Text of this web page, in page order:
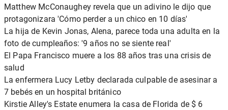
Matthew McConaughey revela que un adivino le dijo que
protagonizara 'Cómo perder a un chico en 10 días'
La hija de Kevin Jonas, Alena, parece toda una adulta en la
foto de cumpleaños: '9 años no se siente real'
El Papa Francisco muere a los 88 años tras una crisis de
salud
La enfermera Lucy Letby declarada culpable de asesinar a
7 bebés en un hospital británico
Kirstie Alley's Estate enumera la casa de Florida de $ 6